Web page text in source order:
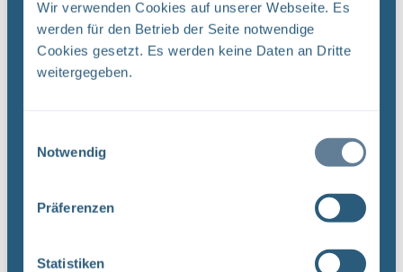
Wir verwenden Cookies auf unserer Webseite. Es
werden für den Betrieb der Seite notwendige
Cookies gesetzt. Es werden keine Daten an Dritte
weitergegeben.
Notwendig
Präferenzen
Statistiken
Sortieren nach
Forschungs- und Entwicklungsstrategie der
BGE (PDF)
Leserinnen, liebe Leser, mit der vorliegenden F&E-
Strategie erhalten Sie einen Einblick in das